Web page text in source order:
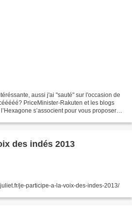
aussi j'ai "sauté" sur l'occasion de
PriceMinister-Rakuten et les blogs
s’associent pour vous proposer
des indés 2013
je-participe-a-la-voix-des-indes-2013/